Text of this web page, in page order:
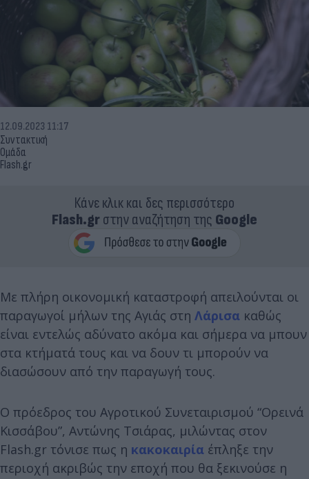
Συντακτική
Ομάδα
Flash.gr
12.09.2023 11:17
Κάνε κλικ και δες περισσότερο
Flash.grστην αναζήτηση της Google
Με πλήρη οικονομική καταστροφή απειλούνται οι
παραγωγοί μήλων της Αγιάς στη Λάρισα καθώς
είναι εντελώς αδύνατο ακόμα και σήμερα να μπουν
στα κτήματά τους και να δουν τι μπορούν να
διασώσουν από την παραγωγή τους.
Ο πρόεδρος του Αγροτικού Συνεταιρισμού “Ορεινά
Κισσάβου”, Αντώνης Τσιάρας, μιλώντας στον
Flash.gr τόνισε πως η κακοκαιρία έπληξε την
περιοχή ακριβώς την εποχή που θα ξεκινούσε η